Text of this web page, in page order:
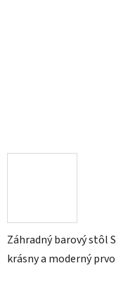
Záhradný barový stôl
krásny a moderný